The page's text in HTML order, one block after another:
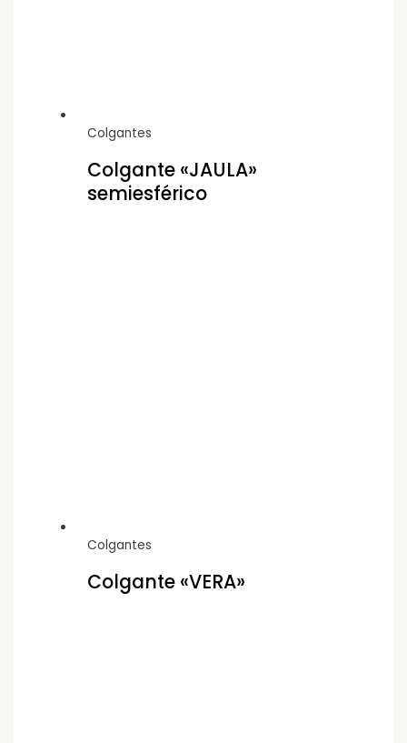
Colgantes
Colgante «JAULA»
semiesférico
Colgantes
Colgante «VERA»